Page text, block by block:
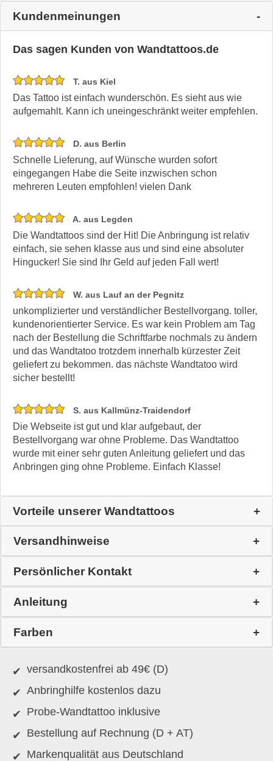
Kundenmeinungen
Das sagen Kunden von Wandtattoos.de
T. aus Kiel
Das Tattoo ist einfach wunderschön. Es sieht aus wie
aufgemahlt. Kann ich uneingeschränkt weiter empfehlen.
D. aus Berlin
Schnelle Lieferung, auf Wünsche wurden sofort
eingegangen Habe die Seite inzwischen schon
mehreren Leuten empfohlen! vielen Dank
A. aus Legden
Die Wandtattoos sind der Hit! Die Anbringung ist relativ
einfach, sie sehen klasse aus und sind eine absoluter
Hingucker! Sie sind Ihr Geld auf jeden Fall wert!
W. aus Lauf an der Pegnitz
unkomplizierter und verständlicher Bestellvorgang. toller,
kundenorientierter Service. Es war kein Problem am Tag
nach der Bestellung die Schriftfarbe nochmals zu ändern
und das Wandtatoo trotzdem innerhalb kürzester Zeit
geliefert zu bekommen. das nächste Wandtatoo wird
sicher bestellt!
S. aus Kallmünz-Traidendorf
Die Webseite ist gut und klar aufgebaut, der
Bestellvorgang war ohne Probleme. Das Wandtattoo
wurde mit einer sehr guten Anleitung geliefert und das
Anbringen ging ohne Probleme. Einfach Klasse!
Vorteile unserer Wandtattoos
Versandhinweise
Persönlicher Kontakt
Anleitung
Farben
versandkostenfrei ab 49€ (D)
Anbringhilfe kostenlos dazu
Probe-Wandtattoo inklusive
Bestellung auf Rechnung (D + AT)
Markenqualität aus Deutschland